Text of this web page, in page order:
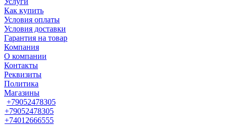
Как купить
Условия оплаты
Условия доставки
Гарантия на товар
Компания
О компании
Контакты
Реквизиты
Политика
Магазины
+79052478305
+79052478305
+74012666555